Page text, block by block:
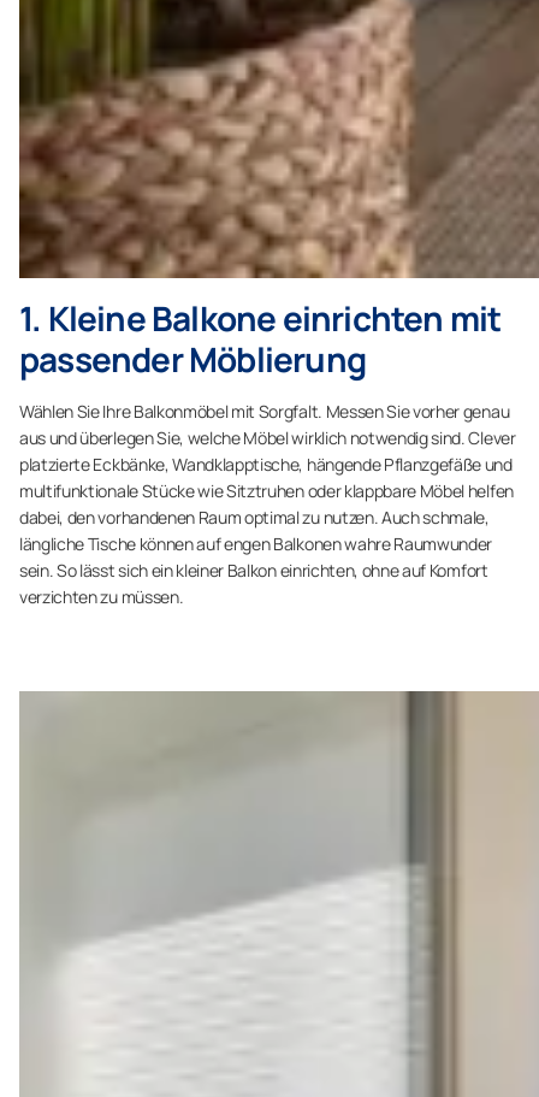
1. Kleine Balkone einrichten mit
passender Möblierung
Wählen Sie Ihre Balkonmöbel mit Sorgfalt. Messen Sie vorher genau
aus und überlegen Sie, welche Möbel wirklich notwendig sind. Clever
platzierte Eckbänke, Wandklapptische, hängende Pflanzgefäße und
multifunktionale Stücke wie Sitztruhen oder klappbare Möbel helfen
dabei, den vorhandenen Raum optimal zu nutzen. Auch schmale,
längliche Tische können auf engen Balkonen wahre Raumwunder
sein. So lässt sich ein kleiner Balkon einrichten, ohne auf Komfort
verzichten zu müssen.